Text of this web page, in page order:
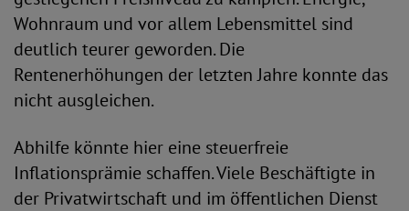
Wohnraum und vor allem Lebensmittel sind
deutlich teurer geworden. Die
Rentenerhöhungen der letzten Jahre konnte das
nicht ausgleichen.
Abhilfe könnte hier eine steuerfreie
Inflationsprämie schaffen. Viele Beschäftigte in
der Privatwirtschaft und im öffentlichen Dienst